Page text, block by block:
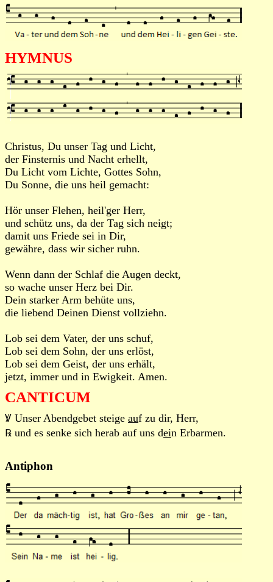
HYMNUS
Christus, Du unser Tag und Licht,
der Finsternis und Nacht erhellt,
Du Licht vom Lichte, Gottes Sohn,
Du Sonne, die uns heil gemacht:
Hör unser Flehen, heil'ger Herr,
und schütz uns, da der Tag sich neigt;
damit uns Friede sei in Dir,
gewähre, dass wir sicher ruhn.
Wenn dann der Schlaf die Augen deckt,
so wache unser Herz bei Dir.
Dein starker Arm behüte uns,
die liebend Deinen Dienst vollziehn.
Lob sei dem Vater, der uns schuf,
Lob sei dem Sohn, der uns erlöst,
Lob sei dem Geist, der uns erhält,
jetzt, immer und in Ewigkeit. Amen.
CANTICUM
Ꝟ Unser Abendgebet steige auf zu dir, Herr,
℞ und es senke sich herab auf uns dein Erbarmen.
Antiphon